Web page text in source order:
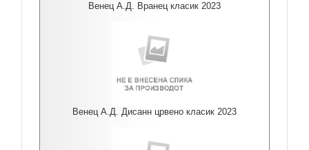
Венец А.Д. Вранец класик 2023
Венец А.Д. Дисанн црвено класик 2023